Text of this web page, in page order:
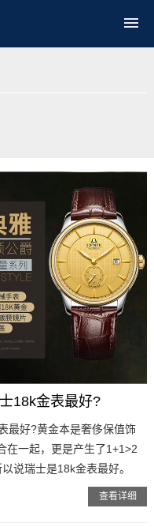
18k金表最好?
最好?黄金本是奢侈保值饰
在一起，更是产生了1+1>2
说瑞士是18k金表最好。
查看详细